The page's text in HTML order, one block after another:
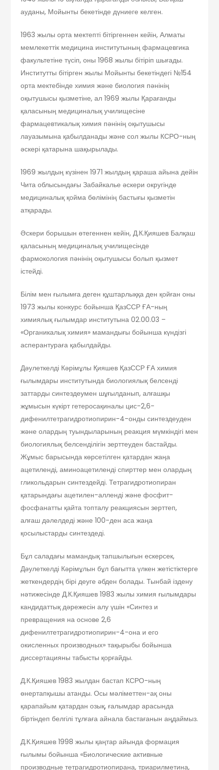
ауданы, Мойынты бекетінде дүниеге келген.
1963 жылы орта мектепті бітіргеннен кейін, Алматы
мемлекеттік медицина институтының фармацевгика
факультетіне түсіп, оны 1968 жылы бітіріп шығады.
Институтты бітірген жылы Мойынты бекетіндегі №154
орта мектебінде химия және биология пәнінің
оқытушысы қызметіне, ал 1969 жылы Қарағанды
қаласының медициналық училищесіне
фармацевтикалық химия пәнінің оқытушысы
лауазымына қабылданады және сол жылы КСРО-ның
әскері қатарына шақырылады.
1969 жылдың күзінен 1971 жылдың қараша айына дейін
Чита облысындағы Забайкалье әскери округінде
медициналық қойма бөлімінің бастығы қызметін
атқарады.
Әскери борышын өтегеннен кейін, Д.К.Қияшев Балқаш
қаласының медициналық училищесінде
фармокология пәнінің оқытушысы болып қызмет
істейді.
Білім мен ғылымға деген құштарлыққа ден қойған оны
1973 жылы конкурс бойынша ҚазССР ҒА-ның
химиялық ғылымдар институтына 02.00.03 –
«Органикалық химия» мамандығы бойынша күндізгі
асперантураға қабылдайды.
Дәулеткелді Кәрімұлы Қияшев ҚазССР ҒА химия
ғылымдары институтында биологиялық белсенді
заттарды синтездеумен шұғылданып, алғашқы
жұмысын күкірт гетеросақиналы цис-2,6-
дифенилтетрагидротиопирин-4-онды синтездеуден
және олардың туындыларының реакция мүмкіндігі мен
биологиялық белсенділігін зерттеуден бастайды.
Жұмыс барысында көрсетілген қатардан жаңа
ацетиленді, аминоацетиленді спирттер мен олардың
гликольдарын синтездейді. Тетрагидротиопиран
қатарындағы ацетилен-алленді және фосфит-
фосфанатты қайта топталу реакциясын зерттеп,
алғаш дәлелдеді және 100-ден аса жаңа
қосылыстарды синтездеді.
Бұл саладағы мамандық тапшылығын ескерсек,
Дәулеткелді Кәрімұлын бұл бағытта үлкен жетістіктерге
жеткендердің бірі деуге әбден болады. Тынбай іздену
нәтижесінде Д.К.Қияшев 1983 жылы химия ғылымдары
кандидаттық дәрежесін алу үшін «Синтез и
превращения на основе 2,6
дифенилтетрагидротиопирин-4-она и его
окисленных производных» тақырыбы бойынша
диссертацияны табысты қорғайды.
Д.К.Қияшев 1983 жылдан бастап КСРО-ның
өнертапқышы атанды. Осы мәліметтен-ақ оны
қарапайым қатардан озық, ғалымдар арасында
біртіндеп белгілі тұлғаға айнала бастағанын аңдаймыз.
Д.К.Қияшев 1998 жылы қаңтар айында формация
ғылымы бойынша «Биологические активные
производные тетрагидротиопирана, триарилметина,